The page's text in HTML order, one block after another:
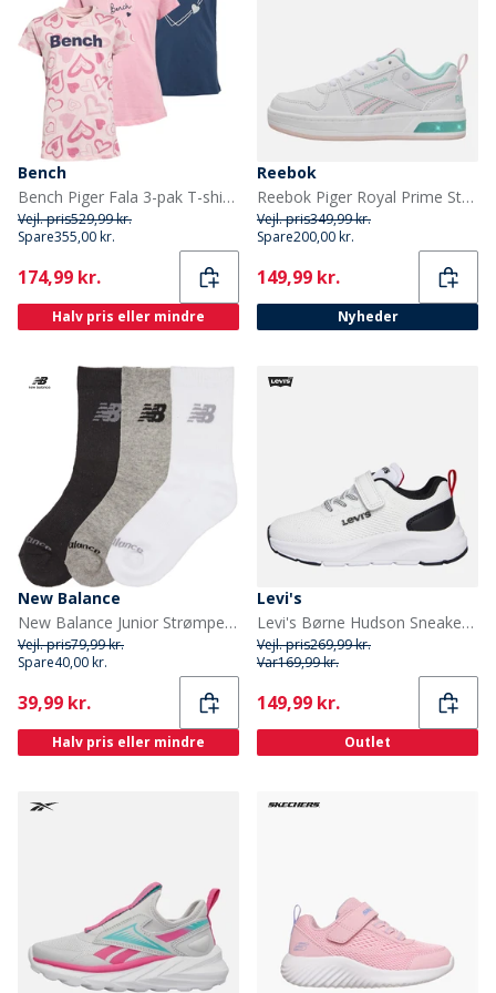
Bench
Bench Piger Fala 3-pak T-shirts Blå/Pink Hjerte/Pink
Vejl. pris529,99 kr.
Spare355,00 kr.
Current
174,99 kr.
Halv pris eller mindre
Reebok
Reebok Piger Royal Prime Step N Flash Træningssko Hvid/Frosted Berry/Glitch Aqua
Vejl. pris349,99 kr.
Spare200,00 kr.
Current
149,99 kr.
Nyheder
New Balance
New Balance Junior Strømper med Polstring 3-Pak Multi
Vejl. pris79,99 kr.
Spare40,00 kr.
Current
39,99 kr.
Halv pris eller mindre
Levi's
Levi's Børne Hudson Sneakers Hvid/Sort/Rød 0239 White Black Red 0239
Vejl. pris269,99 kr.
Var169,99 kr.
Current
149,99 kr.
Outlet